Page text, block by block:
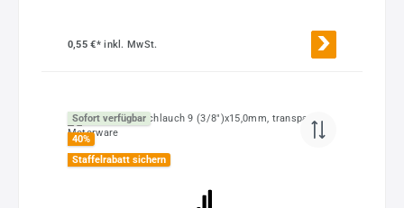
0,55 €*inkl. MwSt.
Sofort verfügbar
40%
Staffelrabatt sichern